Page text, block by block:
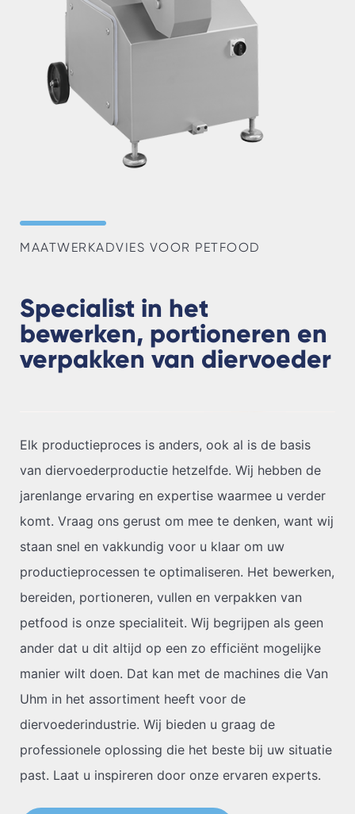
MAATWERKADVIES VOOR PETFOOD
Specialist in het
bewerken, portioneren en
verpakken van diervoeder
Elk productieproces is anders, ook al is de basis
van diervoederproductie hetzelfde. Wij hebben de
jarenlange ervaring en expertise waarmee u verder
komt. Vraag ons gerust om mee te denken, want wij
staan snel en vakkundig voor u klaar om uw
productieprocessen te optimaliseren. Het bewerken,
bereiden, portioneren, vullen en verpakken van
petfood is onze specialiteit. Wij begrijpen als geen
ander dat u dit altijd op een zo efficiënt mogelijke
manier wilt doen. Dat kan met de machines die Van
Uhm in het assortiment heeft voor de
diervoederindustrie. Wij bieden u graag de
professionele oplossing die het beste bij uw situatie
past. Laat u inspireren door onze ervaren experts.